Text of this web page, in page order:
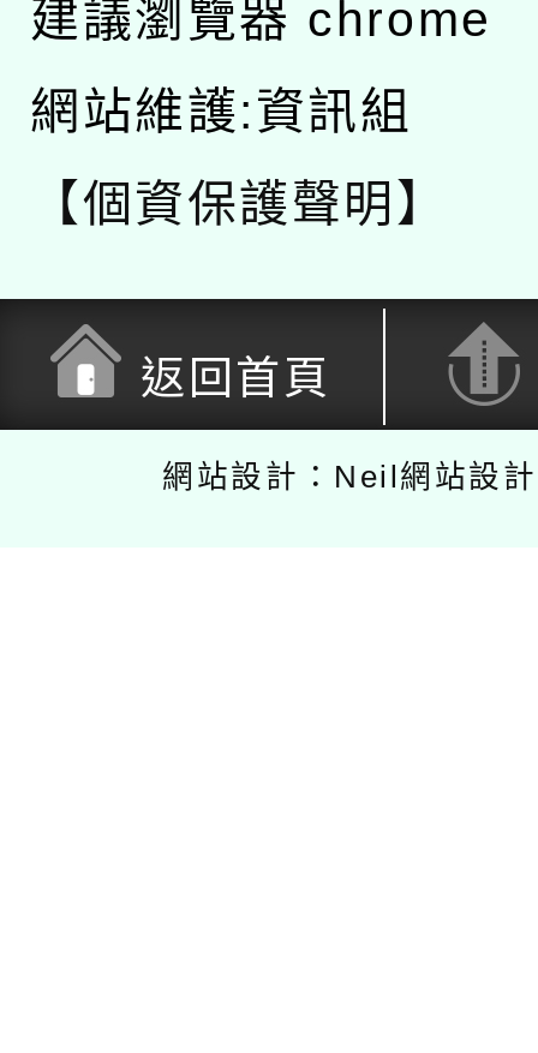
建議瀏覽器 chrome
網站維護:資訊組
【個資保護聲明】
返回首頁
網站設計：Neil網站設